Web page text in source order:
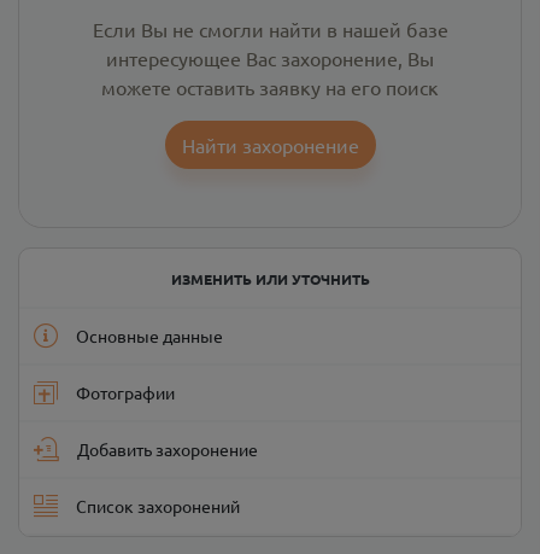
Если Вы не смогли найти в нашей базе
интересующее Вас захоронение, Вы
можете оставить заявку на его поиск
Найти захоронение
ИЗМЕНИТЬ ИЛИ УТОЧНИТЬ
Основные данные
Фотографии
Добавить захоронение
Список захоронений